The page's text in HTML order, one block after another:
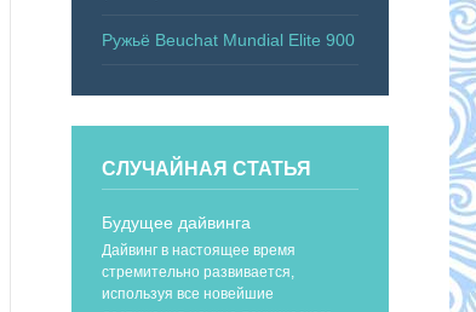
Ружьё Beuchat Mundial Elite 900
СЛУЧАЙНАЯ СТАТЬЯ
Будущее дайвинга
Дайвинг в настоящее время
стремительно развивается,
используя все новейшие